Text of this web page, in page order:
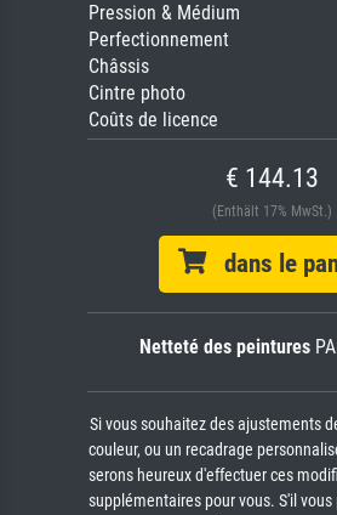
Pression & Médium
Perfectionnement
Châssis
Cintre photo
Coûts de licence
€ 144.13
(Enthält 17% MwSt.)
dans le
Netteté des peintures
Si vous souhaitez des ajustements
couleur, ou un recadrage
serons heureux d'effectuer ces
supplémentaires pour vous. S'il